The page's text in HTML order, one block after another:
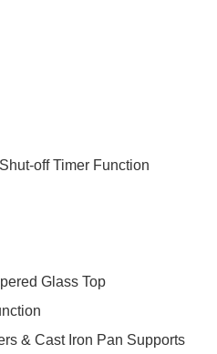
off Timer Function
Glass Top
& Cast Iron Pan Supports